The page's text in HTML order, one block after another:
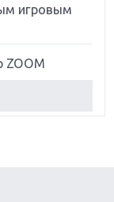
игровым
ZOOM